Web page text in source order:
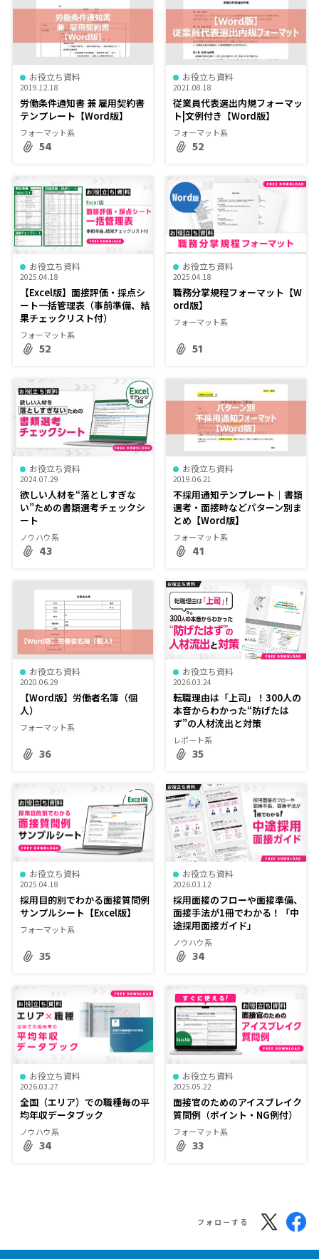
お役立ち資料
2019.12.18
労働条件通知書 兼 雇用契約書
テンプレート【Word版】
フォーマット系
54
お役立ち資料
2021.08.18
従業員代表選出内規フォーマッ
ト|文例付き【Word版】
フォーマット系
52
お役立ち資料
2025.04.18
【Excel版】面接評価・採点シ
ート一括管理表（事前準備、結
果チェックリスト付）
フォーマット系
52
お役立ち資料
2025.04.18
職務分掌規程フォーマット【W
ord版】
フォーマット系
51
お役立ち資料
2024.07.29
欲しい人材を“落としすぎな
い”ための書類選考チェックシ
ート
ノウハウ系
43
お役立ち資料
2019.06.21
不採用通知テンプレート｜書類
選考・面接時などパターン別ま
とめ【Word版】
フォーマット系
41
お役立ち資料
2020.06.29
【Word版】労働者名簿（個
人）
フォーマット系
36
お役立ち資料
2026.03.24
転職理由は「上司」！300人の
本音からわかった“防げたは
ず”の人材流出と対策
レポート系
35
お役立ち資料
2025.04.18
採用目的別でわかる面接質問例
サンプルシート【Excel版】
フォーマット系
35
お役立ち資料
2026.03.12
採用面接のフローや面接準備、
面接手法が1冊でわかる！「中
途採用面接ガイド」
ノウハウ系
34
お役立ち資料
2026.03.27
全国（エリア）での職種毎の平
均年収データブック
ノウハウ系
34
お役立ち資料
2025.05.22
面接官のためのアイスブレイク
質問例（ポイント・NG例付）
フォーマット系
33
フォローする